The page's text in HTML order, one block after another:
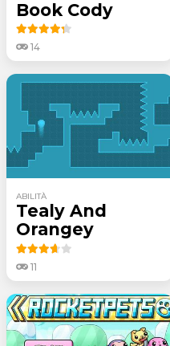
Book Cody
14
ABILITÀ
Tealy And
Orangey
11